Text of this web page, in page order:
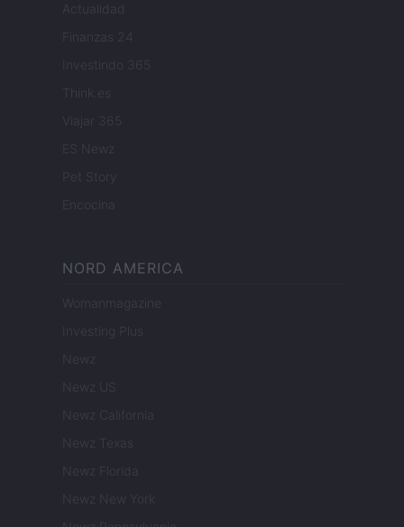
Actualidad
Finanzas 24
Investindo 365
Think.es
Viajar 365
ES Newz
Pet Story
Encocina
NORD AMERICA
Womanmagazine
Investing Plus
Newz
Newz US
Newz California
Newz Texas
Newz Florida
Newz New York